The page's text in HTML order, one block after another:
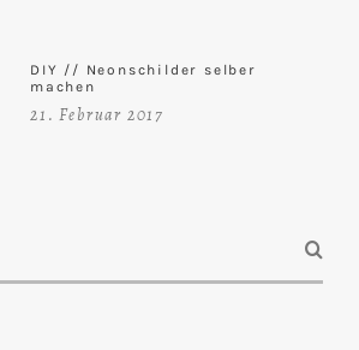
DIY // Neonschilder selber
machen
21. Februar 2017